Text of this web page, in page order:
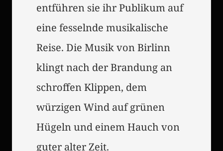
entführen sie ihr Publikum auf
eine fesselnde musikalische
Reise. Die Musik von Birlinn
klingt nach der Brandung an
schroffen Klippen, dem
würzigen Wind auf grünen
Hügeln und einem Hauch von
guter alter Zeit.